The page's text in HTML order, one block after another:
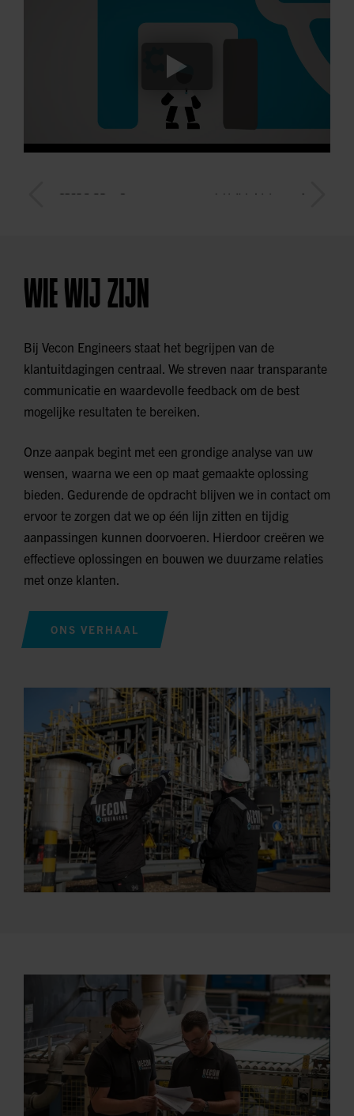
WIE WIJ ZIJN
Bij Vecon Engineers staat het begrijpen van de
klantuitdagingen centraal. We streven naar transparante
communicatie en waardevolle feedback om de best
mogelijke resultaten te bereiken.
Onze aanpak begint met een grondige analyse van uw
wensen, waarna we een op maat gemaakte oplossing
bieden. Gedurende de opdracht blijven we in contact om
ervoor te zorgen dat we op één lijn zitten en tijdig
aanpassingen kunnen doorvoeren. Hierdoor creëren we
effectieve oplossingen en bouwen we duurzame relaties
met onze klanten.
ONS VERHAAL